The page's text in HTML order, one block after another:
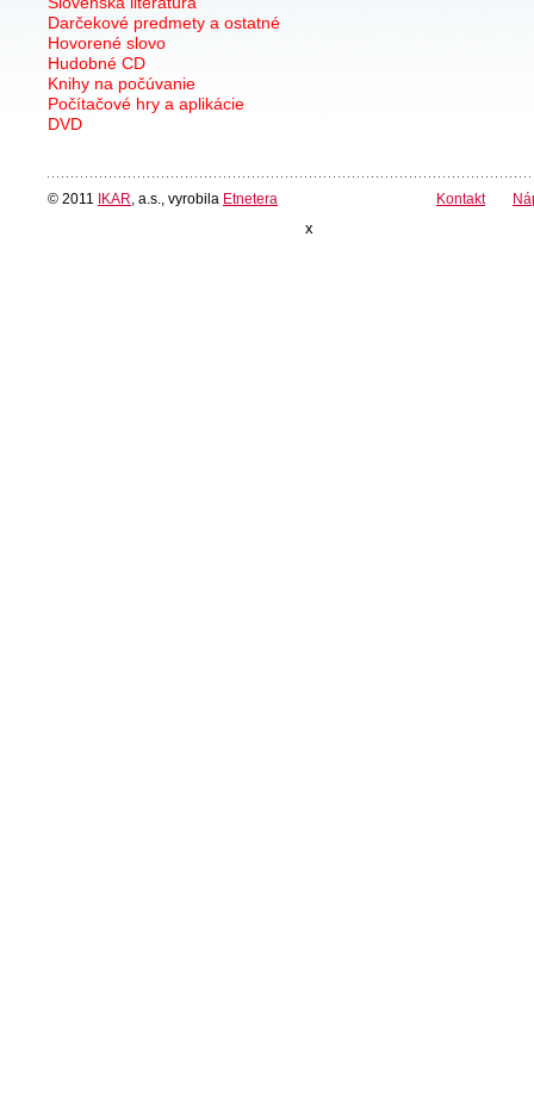
Darčekové predmety a ostatné
Hovorené slovo
Hudobné CD
Knihy na počúvanie
Počítačové hry a aplikácie
DVD
© 2011 IKAR , a.s., vyrobila Etnetera Kontakt
x